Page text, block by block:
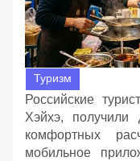
Туризм
Российские
Хэйхэ, получили
комфортных
мобильное